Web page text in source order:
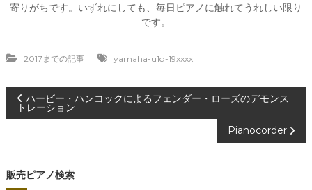
寄りがちです。いずれにしても、毎日ピアノに触れてうれしい限り
です。
2017までの記事 yamaha-u1d-19xxxx
投
ナ
ハービー・ハンコックによるフェンダー・ローズのデモンス
トレーション
Pianocorder
販売ピアノ検索